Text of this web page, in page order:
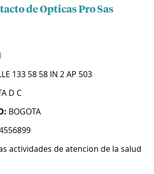
de Opticas Pro Sas
133 58 58 IN 2 AP 503
D C
BOGOTA
actividades de atencion de la salud